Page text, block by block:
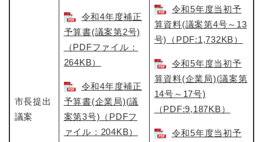
市長提出
議案
令和4年度補正
予算書(議案第2号)
（PDFファイル：
264KB）
令和4年度補正
予算書(企業局)(議
案第3号)（PDFフ
ァイル：204KB）
令和5年度当初予
算資料(議案第4号～13
号)（PDF:1,732KB）
令和5年度当初予
算資料(企業局)(議案第
14号～17号)
（PDF:9,187KB）​
令和5年度当初予